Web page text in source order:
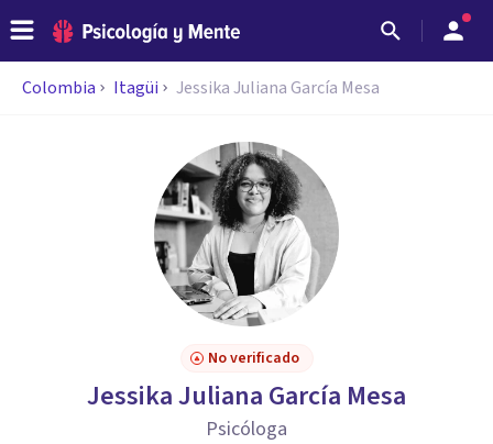
Colombia Itagüi Jessika Juliana García Mesa
No verificado
Jessika Juliana García Mesa
Psicóloga